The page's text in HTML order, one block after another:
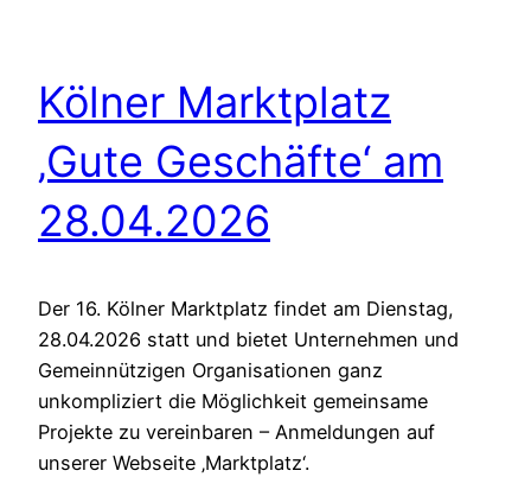
Kölner Marktplatz
‚Gute Geschäfte‘ am
28.04.2026
Der 16. Kölner Marktplatz findet am Dienstag,
28.04.2026 statt und bietet Unternehmen und
Gemeinnützigen Organisationen ganz
unkompliziert die Möglichkeit gemeinsame
Projekte zu vereinbaren – Anmeldungen auf
unserer Webseite ‚Marktplatz‘.